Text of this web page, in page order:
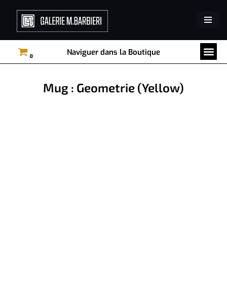
Aller
au
contenu
0 Naviguer dans la Boutique
Mug : Geometrie (Yellow)